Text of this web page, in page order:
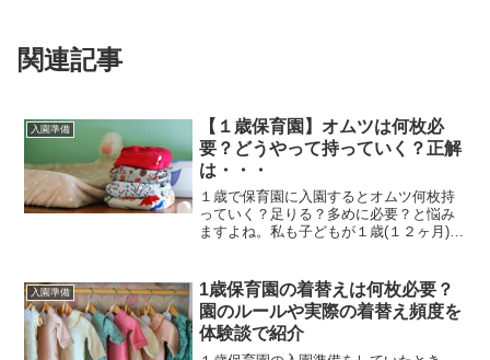
関連記事
入園準備
【１歳保育園】オムツは何枚必
要？どうやって持っていく？正解
は・・・
１歳で保育園に入園するとオムツ何枚持
っていく？足りる？多めに必要？と悩み
ますよね。私も子どもが１歳(１２ヶ月)で
どもを預けておく時間により異なります
が１歳保育園のオムツ...
入園準備
1歳保育園の着替えは何枚必要？
園のルールや実際の着替え頻度を
体験談で紹介